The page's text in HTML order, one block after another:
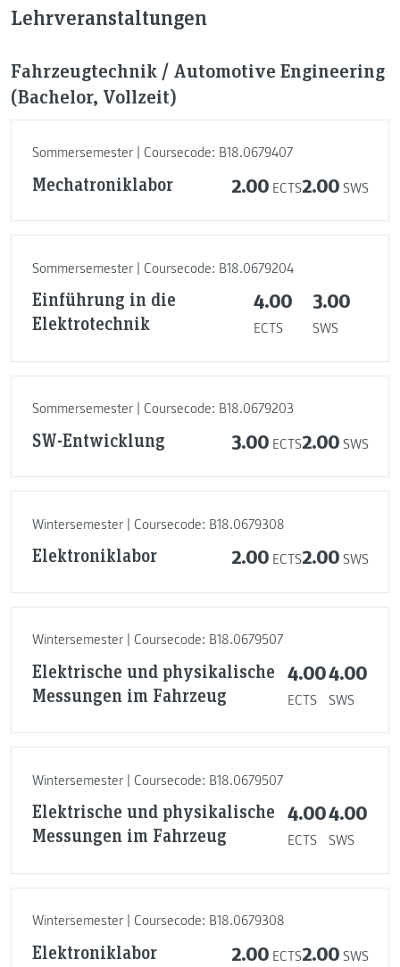
Lehrveranstaltungen
Fahrzeugtechnik / Automotive Engineering
(Bachelor, Vollzeit)
Sommersemester | Coursecode: B18.0679407
Mechatroniklabor 2.00 ECTS2.00 SWS
Sommersemester | Coursecode: B18.0679204
Einführung in die
Elektrotechnik
4.00
ECTS
3.00
SWS
Sommersemester | Coursecode: B18.0679203
SW-Entwicklung 3.00 ECTS2.00 SWS
Wintersemester | Coursecode: B18.0679308
Elektroniklabor 2.00 ECTS2.00 SWS
Wintersemester | Coursecode: B18.0679507
Elektrische und physikalische
Messungen im Fahrzeug
4.00
ECTS
4.00
SWS
Wintersemester | Coursecode: B18.0679507
Elektrische und physikalische
Messungen im Fahrzeug
4.00
ECTS
4.00
SWS
Wintersemester | Coursecode: B18.0679308
Elektroniklabor 2.00 ECTS2.00 SWS